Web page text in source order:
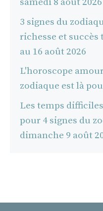
samedi 8 août 2026
3 signes du
richesse et succès
au 16 août 2026
L'horoscope
zodiaque est là
Les temps
pour 4 signes du
dimanche 9 août